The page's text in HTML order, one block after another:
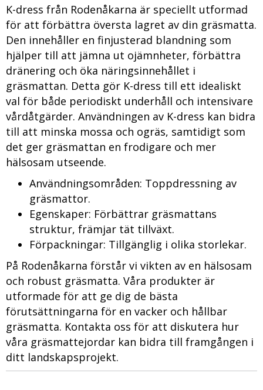
K-dress från Rodenåkarna är speciellt utformad
för att förbättra översta lagret av din gräsmatta.
Den innehåller en finjusterad blandning som
hjälper till att jämna ut ojämnheter, förbättra
dränering och öka näringsinnehållet i
gräsmattan. Detta gör K-dress till ett idealiskt
val för både periodiskt underhåll och intensivare
vårdåtgärder. Användningen av K-dress kan bidra
till att minska mossa och ogräs, samtidigt som
det ger gräsmattan en frodigare och mer
hälsosam utseende.
Användningsområden: Toppdressning av
gräsmattor.
Egenskaper: Förbättrar gräsmattans
struktur, främjar tät tillväxt.
Förpackningar: Tillgänglig i olika storlekar.
På Rodenåkarna förstår vi vikten av en hälsosam
och robust gräsmatta. Våra produkter är
utformade för att ge dig de bästa
förutsättningarna för en vacker och hållbar
gräsmatta. Kontakta oss för att diskutera hur
våra gräsmattejordar kan bidra till framgången i
ditt landskapsprojekt.